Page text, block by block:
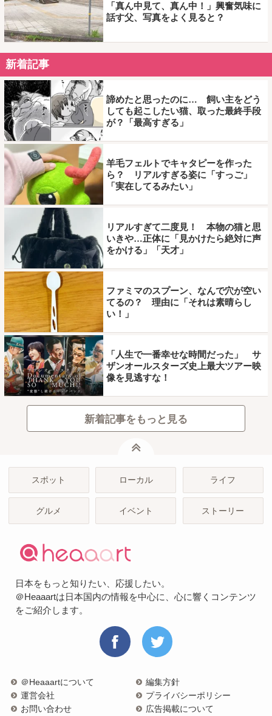
「真ん中見て、真ん中！」興奮気味に
話す父、写真をよく見ると？
新着記事
諦めたと思ったのに… 飼い主をどう
しても起こしたい猫、取った最終手段
が？「最高すぎる」
羊毛フェルトでキャタピーを作った
ら？ リアルすぎる姿に「すっご」
「実在してるみたい」
リアルすぎて二度見！ 本物の猫と思
いきや…正体に「見かけたら絶対に声
をかける」「天才」
ファミマのスプーン、なんで穴が空い
てるの？ 理由に「それは素晴らし
い！」
「人生で一番幸せな時間だった」 サ
ザンオールスターズ史上最大ツアー映
像を見逃すな！
新着記事をもっと見る
スポット ローカル ライフ
グルメ イベント ストーリー
日本をもっと知りたい、応援したい。
＠Heaaartは日本国内の情報を中心に、心に響くコンテンツ
をご紹介します。
＠Heaaartについて
編集方針
運営会社
プライバシーポリシー
お問い合わせ
広告掲載について